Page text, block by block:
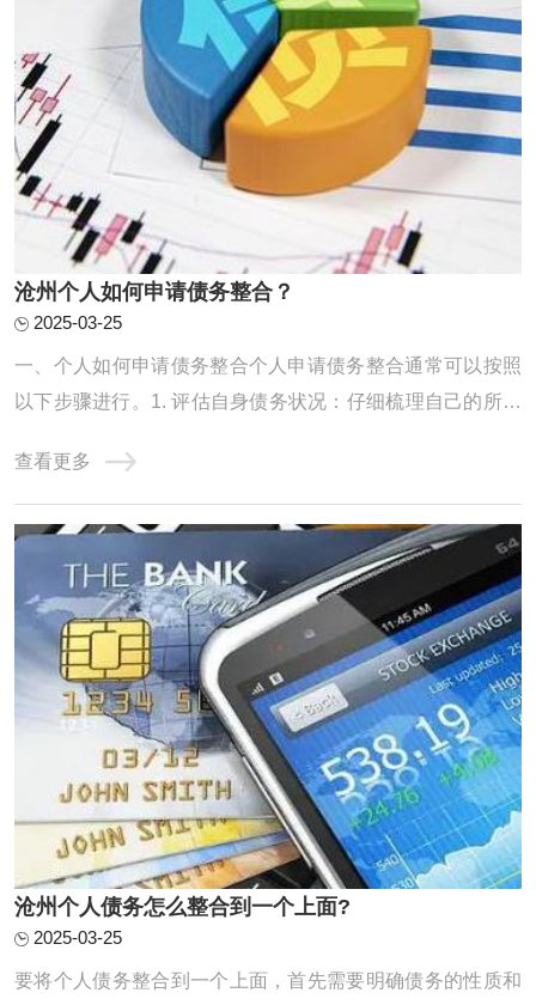
沧州个人如何申请债务整合？
2025-03-25
一、个人如何申请债务整合个人申请债务整合通常可以按照
以下步骤进行。1. 评估自身债务状况：仔细梳理自己的所有
还款期限等信息，以便制定合理的整合计划。2. 寻找合适的
债务整合机构或方式：可以通过咨询金融机构、网上搜索等
方式，了解不同的债务整合途径，如债务协 ...
查看更多
‌沧州个人债务怎么整合到一个上面?
2025-03-25
要将个人债务整合到一个上面，首先需要明确债务的性质和